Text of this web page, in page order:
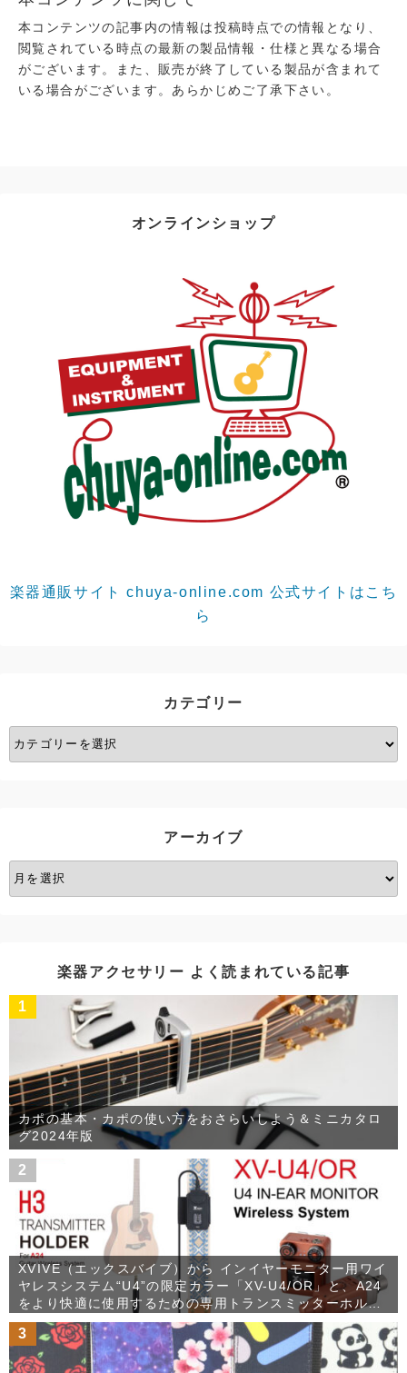
本コンテンツの記事内の情報は投稿時点での情報となり、
閲覧されている時点の最新の製品情報・仕様と異なる場合
がございます。また、販売が終了している製品が含まれて
いる場合がございます。あらかじめご了承下さい。
オンラインショップ
楽器通販サイト chuya-online.com 公式サイトはこち
ら
カテゴリー
カ
テ
アーカイブ
ア
ー
楽器アクセサリー よく読まれている記事
1
カポの基本・カポの使い方をおさらいしよう＆ミニカタロ
グ2024年版
2
XVIVE（エックスバイブ）から インイヤーモニター用ワイ
ヤレスシステム“U4”の限定カラー「XV-U4/OR」と、A24
をより快適に使用するための専用トランスミッターホルダ
ー「XV-H3」が発売！
3